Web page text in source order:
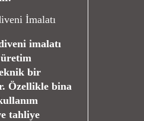
İmalatı
imalatı
bir
Özellikle bina
tahliye